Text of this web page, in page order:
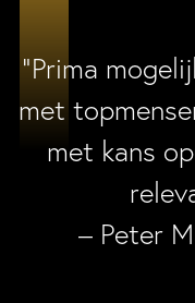
“Prima
met
met kans
– Peter